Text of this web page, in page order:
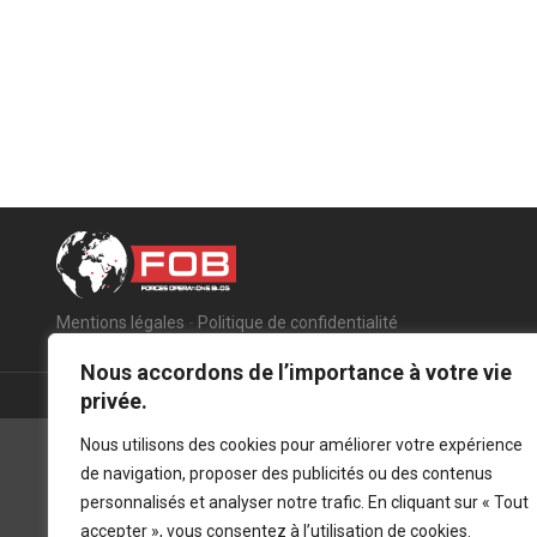
Nous accordons de l’importance à votre vie
privée.
Nous utilisons des cookies pour améliorer votre expérience
de navigation, proposer des publicités ou des contenus
personnalisés et analyser notre trafic. En cliquant sur « Tout
accepter », vous consentez à l’utilisation de cookies.
Mentions légales - Politique de confidentialité